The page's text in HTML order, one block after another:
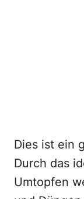
Dies ist ein
Durch das
Umtopfen